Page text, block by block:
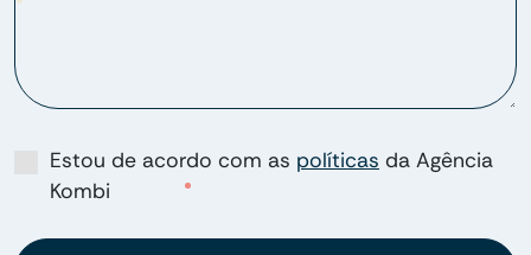
Estou de acordo com as políticas da Agência
Kombi